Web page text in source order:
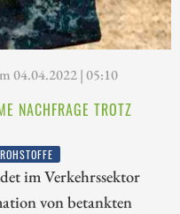
04.04.2022 | 05:10
NACHFRAGE TROTZ
ROHSTOFFE
im Verkehrssektor
von betankten